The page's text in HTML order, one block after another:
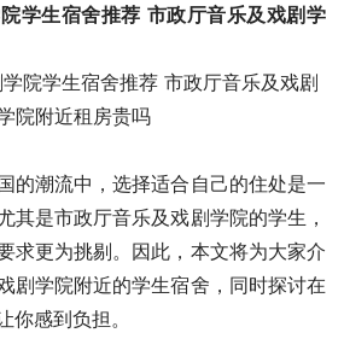
学生宿舍推荐 市政厅音乐及戏剧学
的潮流中，选择适合自己的住处是一
其是市政厅音乐及戏剧学院的学生，
求更为挑剔。因此，本文将为大家介
剧学院附近的学生宿舍，同时探讨在
你感到负担。